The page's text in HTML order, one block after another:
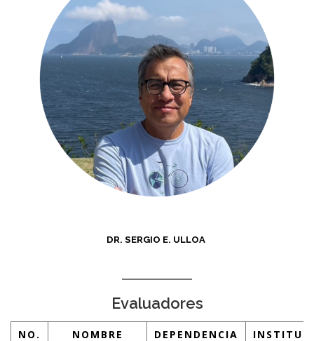
DR. SERGIO E. ULLOA
Evaluadores
NO. NOMBRE DEPENDENCIA